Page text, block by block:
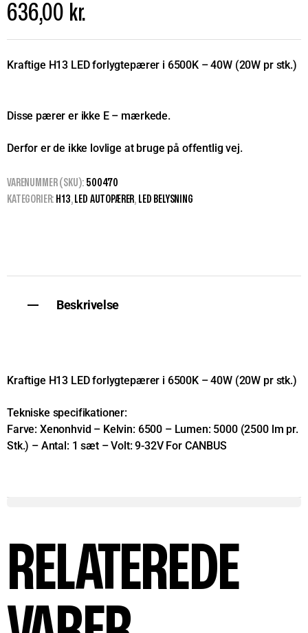
636,00 kr.
Kraftige H13 LED forlygtepærer i 6500K – 40W (20W pr stk.)
Disse pærer er ikke E – mærkede.
Derfor er de ikke lovlige at bruge på offentlig vej.
VARENUMMER (SKU): 500470
KATEGORIER: H13, LED AUTOPÆRER, LED BELYSNING
Beskrivelse
Kraftige H13 LED forlygtepærer i 6500K – 40W (20W pr stk.)
Tekniske specifikationer:
Farve: Xenonhvid – Kelvin: 6500 – Lumen: 5000 (2500 lm pr.
Stk.) – Antal: 1 sæt – Volt: 9-32V For CANBUS
RELATEREDE